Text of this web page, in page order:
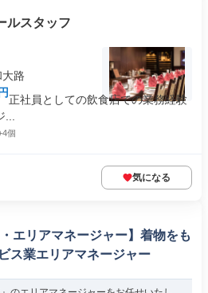
ルスタッフ
路
正社員としての飲食店での業務経験
個
気になる
エリアマネージャー】着物をも
ス業エリアマネージャー